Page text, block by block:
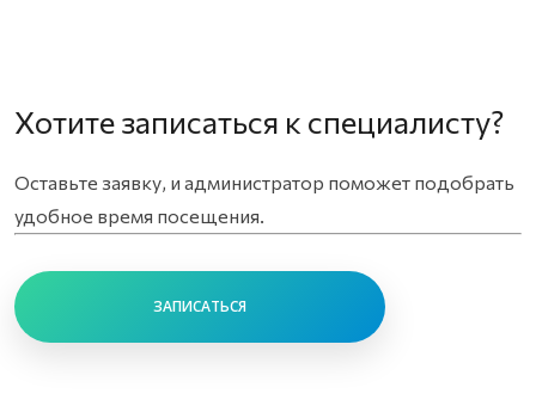
Хотите записаться к специалисту?
Оставьте заявку, и администратор поможет подобрать
удобное время посещения.
ЗАПИСАТЬСЯ